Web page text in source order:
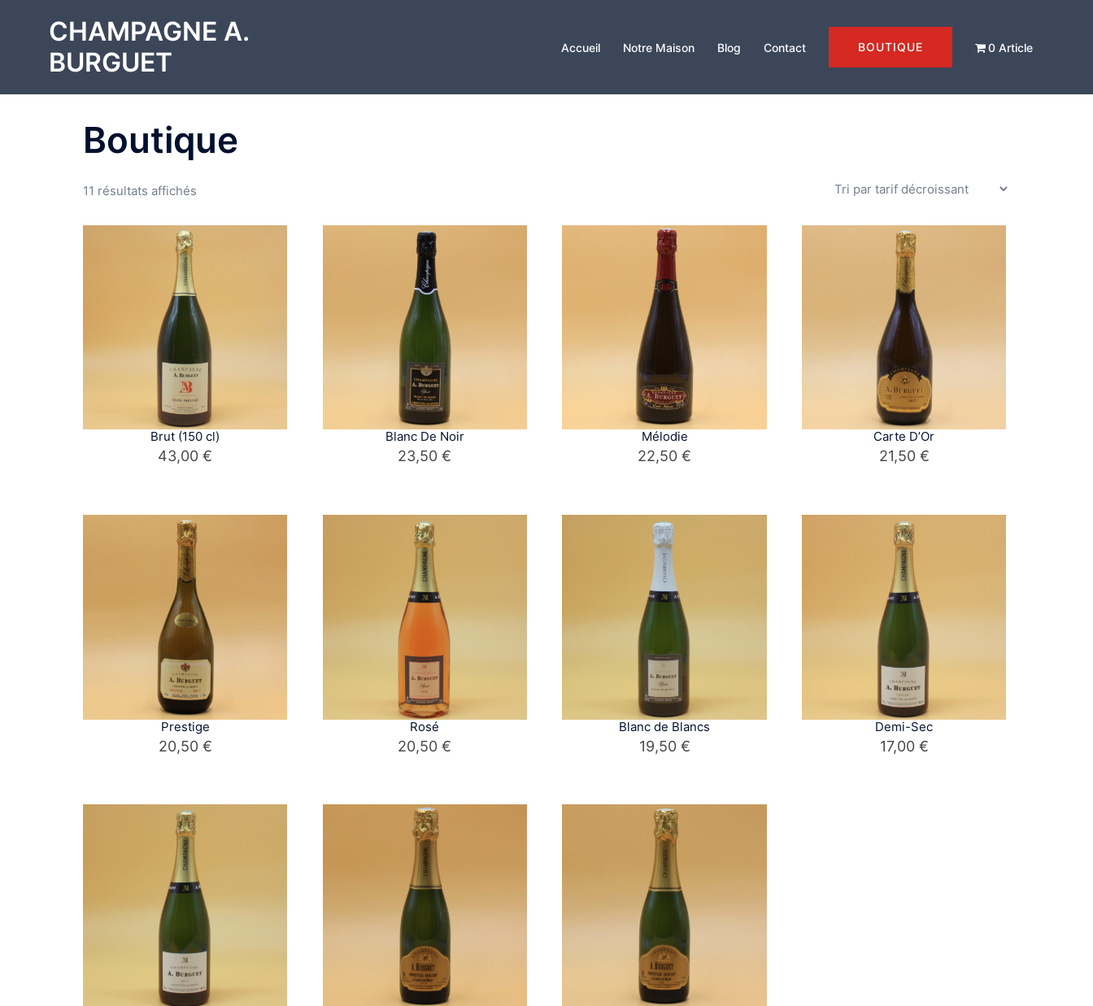
CHAMPAGNE A.
BURGUET
Accueil Notre Maison Blog Contact BOUTIQUE 0 Article
Boutique
11 résultats affichés
Brut (150 cl)
43,00€
Blanc De Noir
23,50€
Mélodie
22,50€
Carte D’Or
21,50 €
Prestige
20,50 €
Rosé
20,50€
Blanc de Blancs
19,50 €
Demi-Sec
17,00 €